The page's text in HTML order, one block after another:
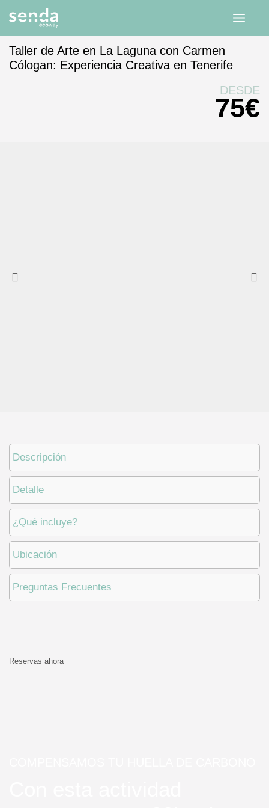
Inicio experiencias Canarias Tenerife
Taller de Arte en La Laguna con Carmen
Cólogan: Experiencia Creativa en Tenerife
DESDE
75€
Descripción
Detalle
¿Qué incluye?
Ubicación
Preguntas Frecuentes
Reservas ahora